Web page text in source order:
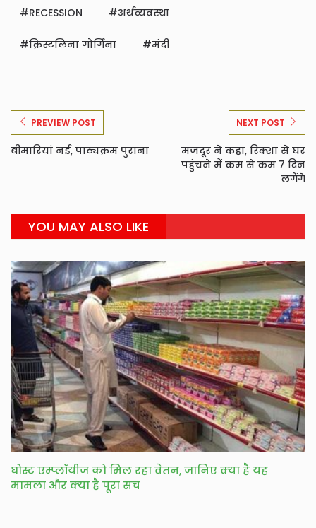
RECESSION अर्थव्यवस्था
क्रिस्टलिना गोर्गिना मंदी
PREVIEW POST
बीमारियां नई, पाठ्यक्रम पुराना
NEXT POST
मजदूर ने कहा, रिक्शा से घर
पहुंचने में कम से कम 7 दिन
लगेंगे
YOU MAY ALSO LIKE
घोस्ट एम्प्लॉयीज को मिल रहा वेतन, जानिए क्‍या है यह
मामला और क्‍या है पूरा सच